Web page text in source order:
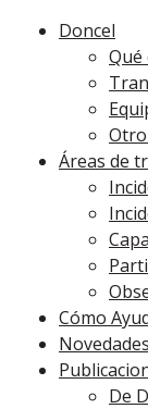
Doncel
Qué
Áreas de
Cómo
Novedades
De